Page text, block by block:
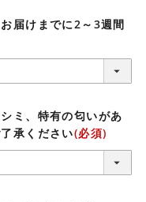
届けまでに2～3週間
ミ、特有の匂いがあ
承ください(必須)